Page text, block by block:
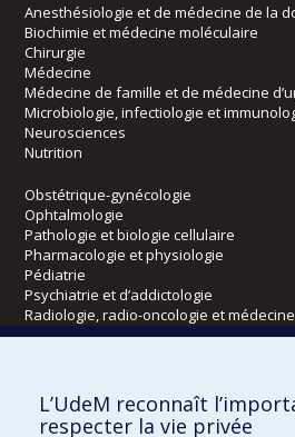
Anesthésiologie et de médecine de la
Biochimie et médecine moléculaire
Chirurgie
Médecine
Médecine de famille et de médecine
Microbiologie, infectiologie et
Neurosciences
Nutrition
Obstétrique-gynécologie
Ophtalmologie
Pathologie et biologie cellulaire
Pharmacologie et physiologie
Pédiatrie
Psychiatrie et d’addictologie
Radiologie, radio-oncologie et
Kinésiologie et des sciences de l’activité
L’UdeM reconnaît
respecter la vie privée